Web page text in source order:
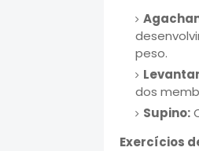
peso.
dos
Supino:
Exercícios